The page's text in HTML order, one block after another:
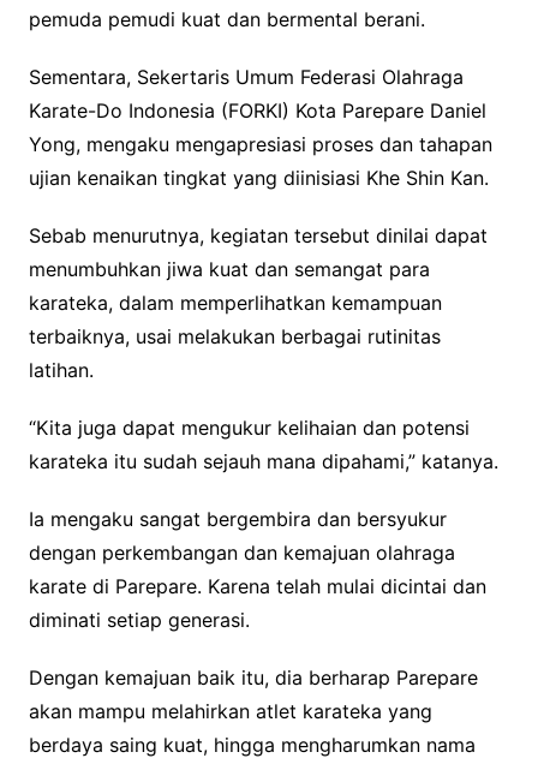
pemuda pemudi kuat dan bermental berani.
Sementara, Sekertaris Umum Federasi Olahraga
Karate-Do Indonesia (FORKI) Kota Parepare Daniel
Yong, mengaku mengapresiasi proses dan tahapan
ujian kenaikan tingkat yang diinisiasi Khe Shin Kan.
Sebab menurutnya, kegiatan tersebut dinilai dapat
menumbuhkan jiwa kuat dan semangat para
karateka, dalam memperlihatkan kemampuan
terbaiknya, usai melakukan berbagai rutinitas
latihan.
“Kita juga dapat mengukur kelihaian dan potensi
karateka itu sudah sejauh mana dipahami,” katanya.
Ia mengaku sangat bergembira dan bersyukur
dengan perkembangan dan kemajuan olahraga
karate di Parepare. Karena telah mulai dicintai dan
diminati setiap generasi.
Dengan kemajuan baik itu, dia berharap Parepare
akan mampu melahirkan atlet karateka yang
berdaya saing kuat, hingga mengharumkan nama